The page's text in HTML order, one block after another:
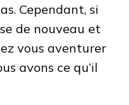
Cependant, si
de nouveau et
vous aventurer
avons ce qu’il